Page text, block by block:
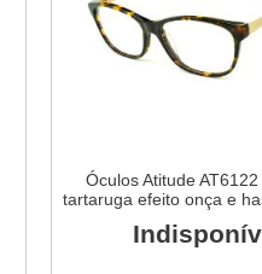
Óculos Atitude
tartaruga efeito onça e